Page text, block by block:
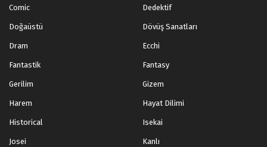
Comic Dedektif
Doğaüstü Dövüş Sanatları
Dram Ecchi
Fantastik Fantasy
Gerilim Gizem
Harem Hayat Dilimi
Historical Isekai
Josei Kanlı